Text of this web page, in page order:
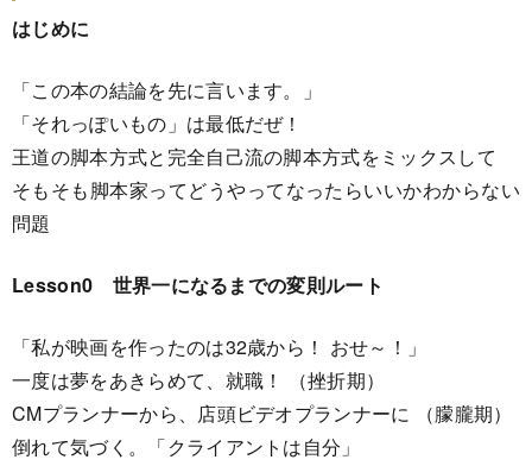
はじめに
「この本の結論を先に言います。」
「それっぽいもの」は最低だぜ！
王道の脚本方式と完全自己流の脚本方式をミックスして
そもそも脚本家ってどうやってなったらいいかわからない
問題
Lesson0 世界一になるまでの変則ルート
「私が映画を作ったのは32歳から！ おせ～！」
一度は夢をあきらめて、就職！ （挫折期）
CMプランナーから、店頭ビデオプランナーに （朦朧期）
倒れて気づく。「クライアントは自分」